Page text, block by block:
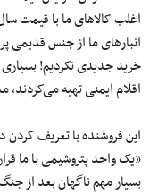
اغلب کالاهای ما با قیمت
انبارهای ما از جنس
خرید جدیدی نکردیم!
اقلام ایمنی تهیه
این فروشنده با تعریف
«یک واحد پتروشیمی با ما
بسیار مهم ناگهان بعد از